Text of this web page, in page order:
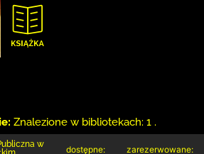
Znalezione w bibliotekach: 1 .
w
dostępne: zarezerwowane: